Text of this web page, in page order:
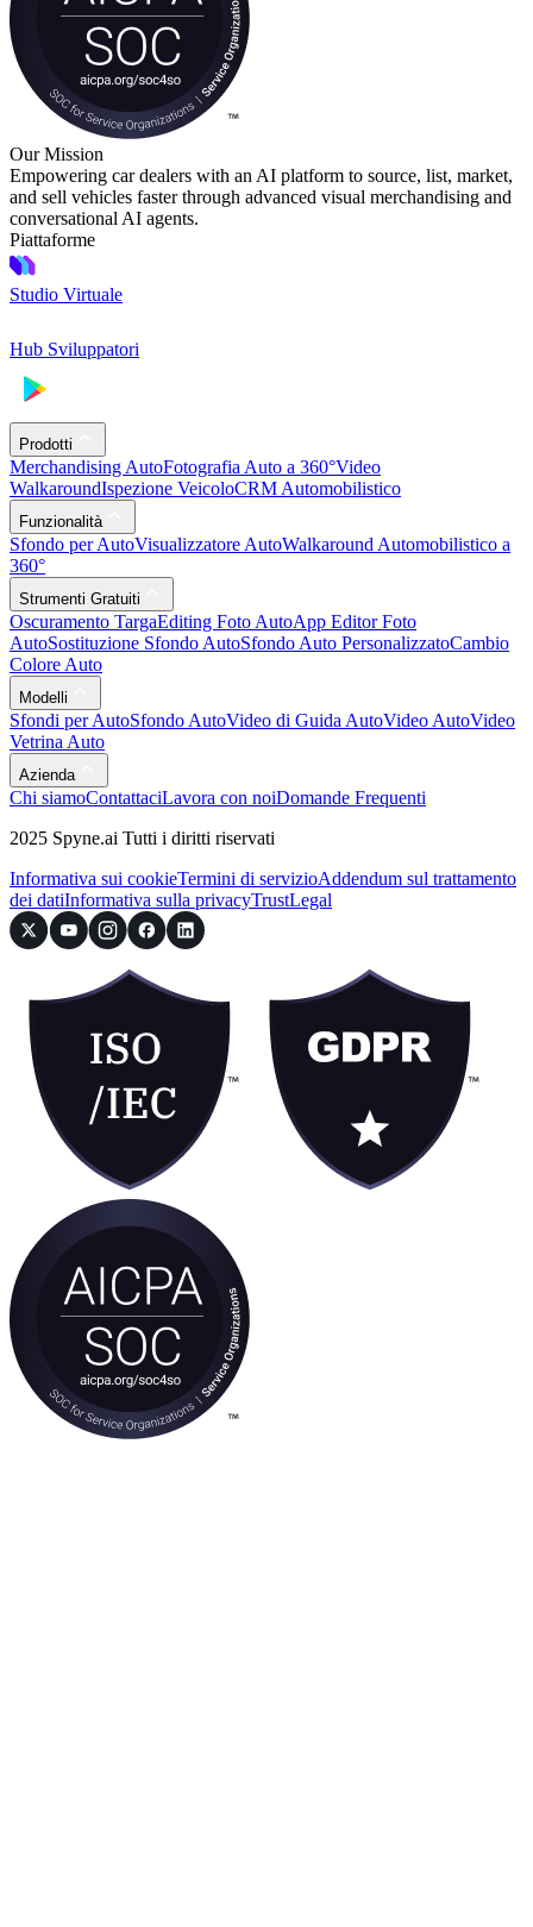
Our Mission
Empowering car dealers with an AI platform to source, list, market,
and sell vehicles faster through advanced visual merchandising and
conversational AI agents.
Piattaforme
Studio Virtuale
Hub Sviluppatori
Prodotti
Merchandising AutoFotografia Auto a 360°Video
WalkaroundIspezione VeicoloCRM Automobilistico
Funzionalità
Sfondo per AutoVisualizzatore AutoWalkaround Automobilistico a
360°
Strumenti Gratuiti
Oscuramento TargaEditing Foto AutoApp Editor Foto
AutoSostituzione Sfondo AutoSfondo Auto PersonalizzatoCambio
Colore Auto
Modelli
Sfondi per AutoSfondo AutoVideo di Guida AutoVideo AutoVideo
Vetrina Auto
Azienda
Chi siamoContattaciLavora con noiDomande Frequenti
2025 Spyne.ai Tutti i diritti riservati
Informativa sui cookieTermini di servizioAddendum sul trattamento
dei datiInformativa sulla privacyTrustLegal